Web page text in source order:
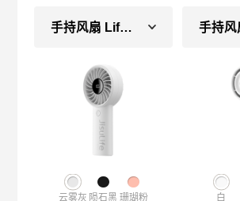
手持风扇 Life4（长续航款）
云雾灰 陨石黑 珊瑚粉 白